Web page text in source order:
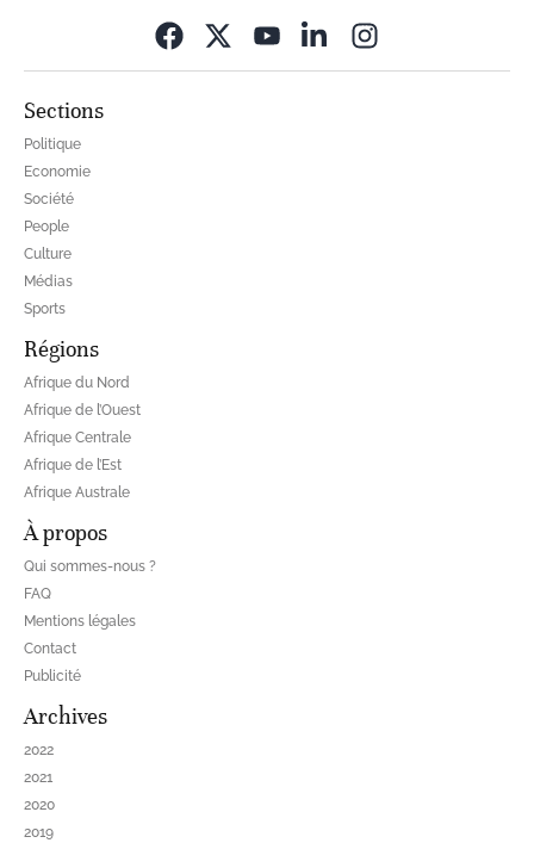
Sections
Politique
Economie
Société
People
Culture
Médias
Sports
Régions
Afrique du Nord
Afrique de l’Ouest
Afrique Centrale
Afrique de l’Est
Afrique Australe
À propos
Qui sommes-nous ?
FAQ
Mentions légales
Contact
Publicité
Archives
2022
2021
2020
2019